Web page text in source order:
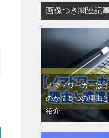
画像つき関連記
ノマドワーカーは
のか？５つの理由
紹介